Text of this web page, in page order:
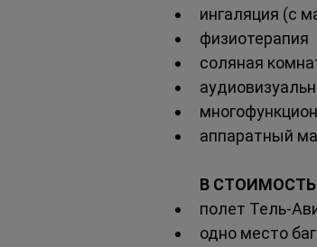
ингаляция (с
физиотерапия
соляная
аппаратный
В
полет Тель-
одно место